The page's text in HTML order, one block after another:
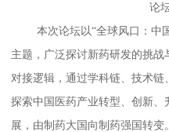
论
本次论坛以“全球风口：中国
主题，广泛探讨新药研发的挑
对接逻辑，通过学科链、技术
探索中国医药产业转型、创新
展，由制药大国向制药强国转